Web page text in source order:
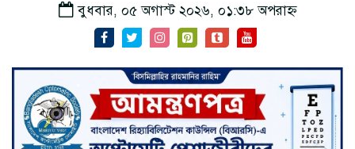
বুধবার, ০৫ অগাস্ট ২০২৬, ০১:৩৮ অপরাহ্ন